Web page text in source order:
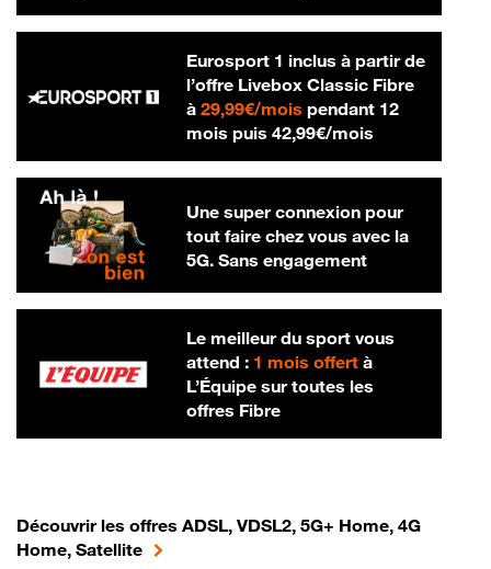
Eurosport 1 inclus à partir de
l’offre Livebox Classic Fibre
à 29,99€/mois29,99 € par mois
pendant 12
mois puis 42,99€/mois42,99 € par
Une super connexion pour
tout faire chez vous avec la
5G. Sans engagement
Le meilleur du sport vous
attend : 1 mois offertà
L’Équipe sur toutes les
offres Fibre
Découvrir les offres ADSL, VDSL2, 5G+ Home, 4G
Home, Satellite